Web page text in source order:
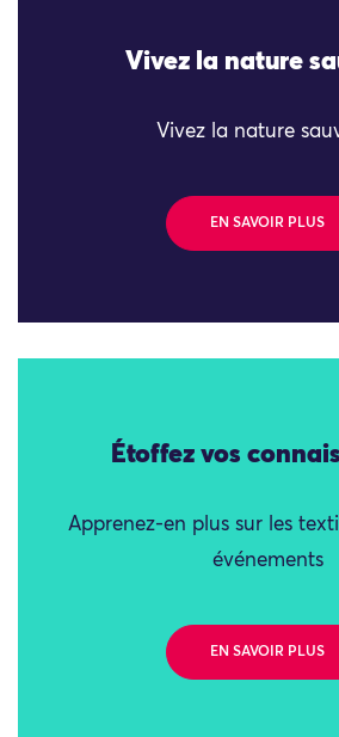
Vivez la nature
Vivez la nature
EN SAVOIR PLUS
Étoffez vos
Apprenez-en plus sur les
événements
EN SAVOIR PLUS